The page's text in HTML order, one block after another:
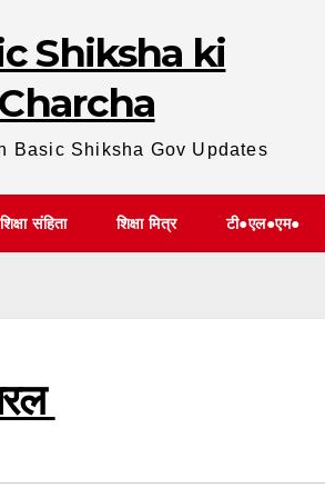
Shiksha ki
Charcha
Basic Shiksha Gov Updates
संहिता शिक्षा मित्र टी●एल●एम●